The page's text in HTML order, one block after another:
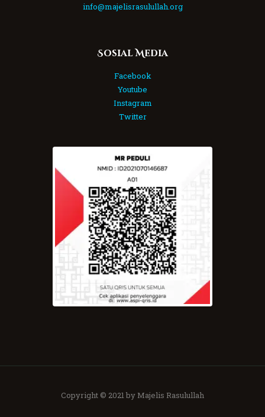
info@majelisrasulullah.org
Sosial Media
Facebook
Youtube
Instagram
Twitter
Copyright © 2021 by Majelis Rasulullah